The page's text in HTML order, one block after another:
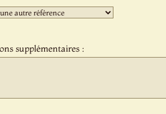
supplémentaires :